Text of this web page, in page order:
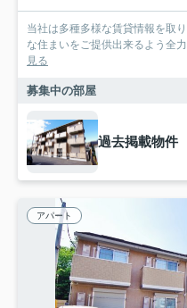
当社は多種多様な賃貸情報を取
な住まいをご提供出来るよう全
見る
募集中の部屋
過去掲載物件
アパート